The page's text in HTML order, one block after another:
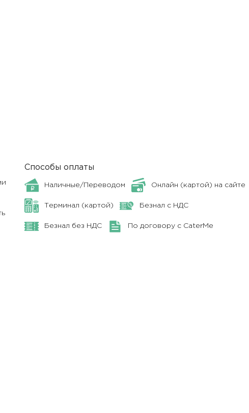
Способы оплаты
Наличные/Переводом Онлайн (картой) на сайте
Терминал (картой) Безнал с НДС
Безнал без НДС По договору с CaterMe